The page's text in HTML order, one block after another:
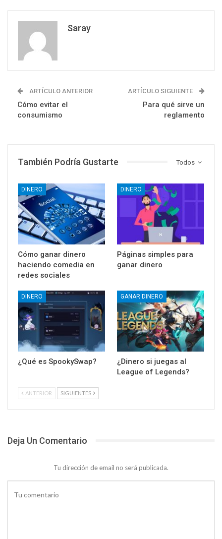
Saray
ARTÍCULO ANTERIOR
Cómo evitar el
consumismo
ARTÍCULO SIGUIENTE
Para qué sirve un
reglamento
Todos
También Podría Gustarte
DINERO
Cómo ganar dinero
haciendo comedia en
redes sociales
DINERO
Páginas simples para
ganar dinero
DINERO
¿Qué es SpookySwap?
GANAR DINERO
¿Dinero si juegas al
League of Legends?
ANTERIOR SIGUIENTES
Deja Un Comentario
Tu dirección de email no será publicada.